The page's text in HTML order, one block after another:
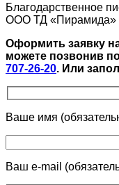
Благодарственное
ООО ТД «Пирамида»
Оформить заявку
можете позвонив
707-26-20. Или
Ваше имя
Ваш e-mail